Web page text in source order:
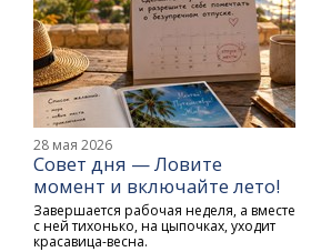
28 мая 2026
Совет дня — Ловите
момент и включайте лето!
Завершается рабочая неделя, а вместе
с ней тихонько, на цыпочках, уходит
красавица-весна.